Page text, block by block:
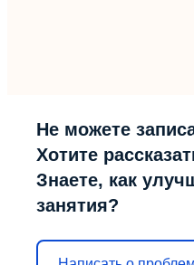
Не можете
Хотите
Знаете, как
занятия?